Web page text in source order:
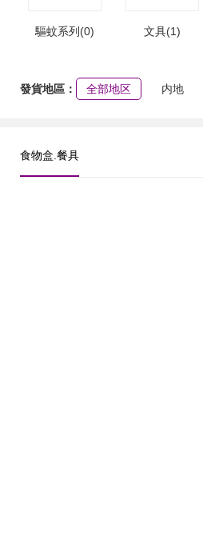
驅蚊系列(0) 文具(1)
發貨地區： 全部地区 内地
食物盒.餐具